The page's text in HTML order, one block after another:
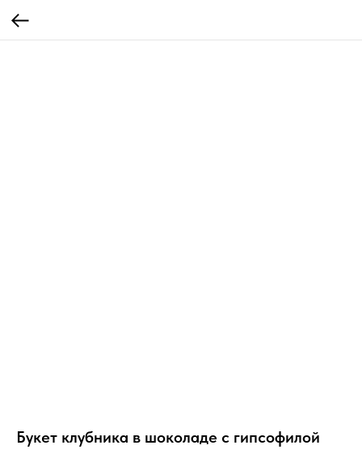
Букет клубника в шоколаде с гипсофилой